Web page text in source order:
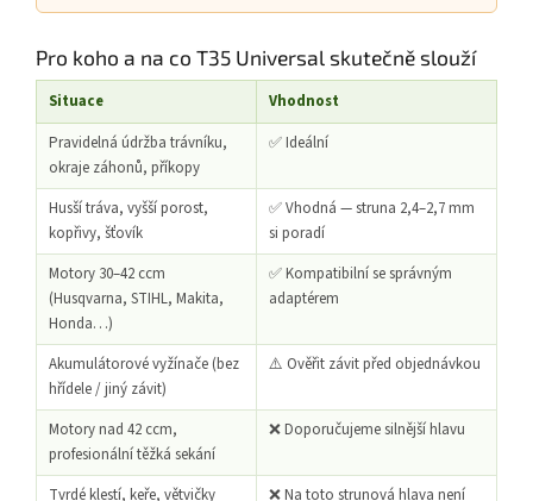
Pro koho a na co T35 Universal skutečně slouží
Situace
Vhodnost
Pravidelná údržba trávníku,
okraje záhonů, příkopy
✅ Ideální
Husší tráva, vyšší porost,
kopřivy, šťovík
✅ Vhodná — struna 2,4–2,7 mm
si poradí
Motory 30–42 ccm
(Husqvarna, STIHL, Makita,
Honda…)
✅ Kompatibilní se správným
adaptérem
Akumulátorové vyžínače (bez
hřídele / jiný závit)
⚠️ Ověřit závit před objednávkou
Motory nad 42 ccm,
profesionální těžká sekání
❌ Doporučujeme silnější hlavu
Tvrdé klestí, keře, větvičky
❌ Na toto strunová hlava není